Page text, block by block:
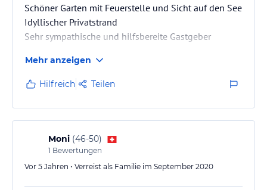
Schöner Garten mit Feuerstelle und Sicht auf den See
Idyllischer Privatstrand
Sehr sympathische und hilfsbereite Gastgeber
Mehr anzeigen
Hilfreich Teilen
Moni (46-50)
1 Bewertungen
Vor 5 Jahren • Verreist als Familie im September 2020